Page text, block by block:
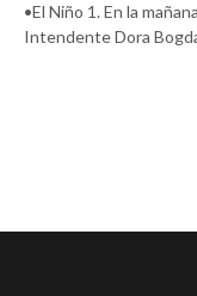
•El Niño 1. En la
Intendente Dora